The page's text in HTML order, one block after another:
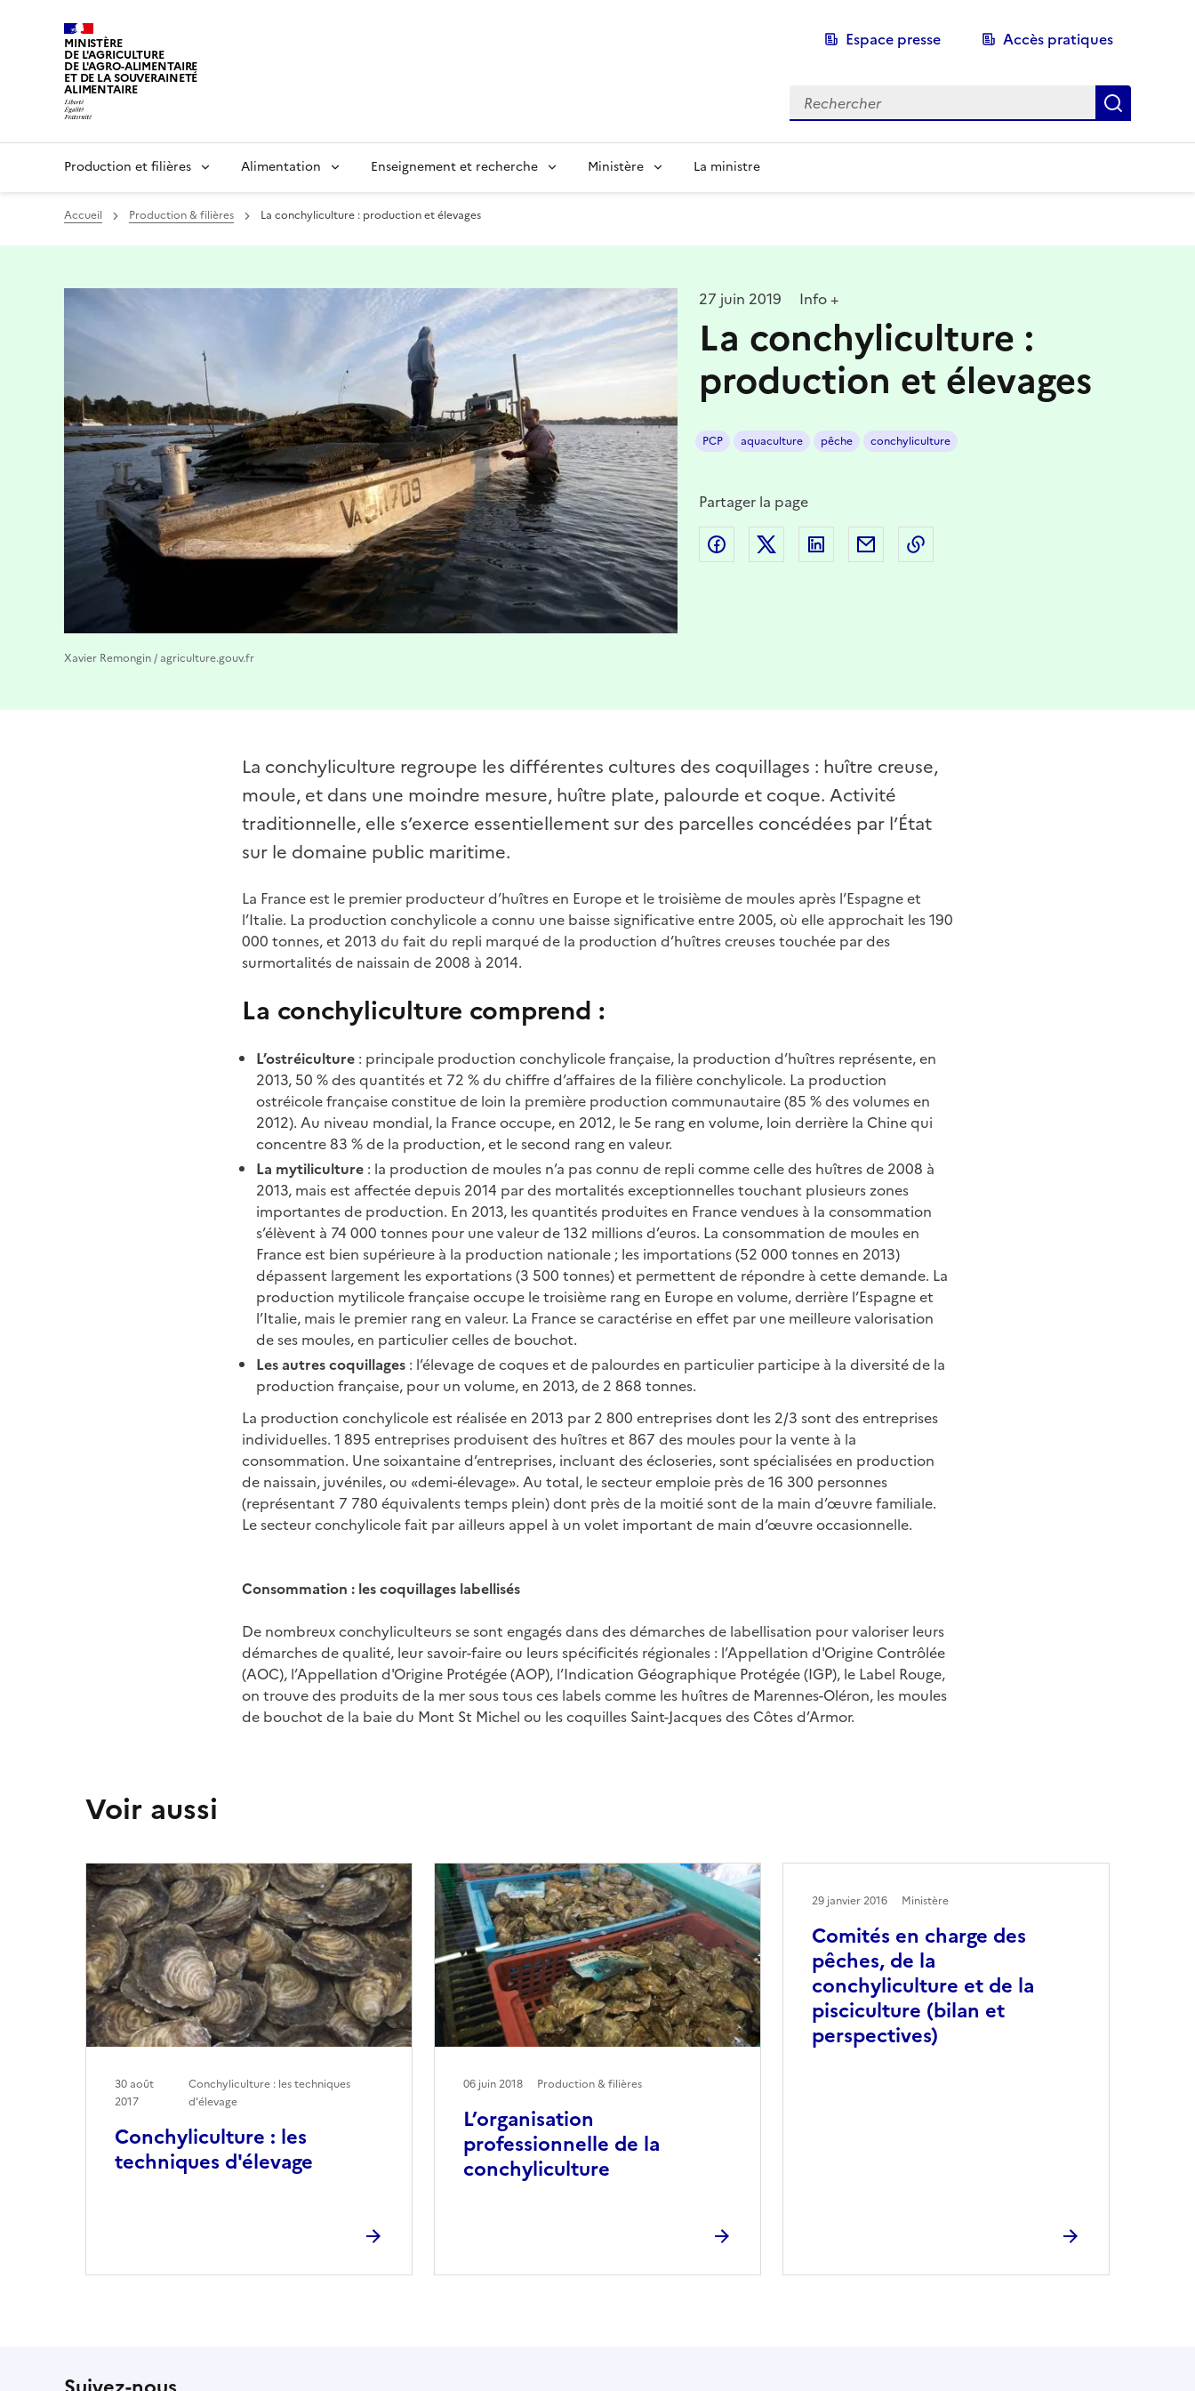
MINISTÈRE
DE L'AGRICULTURE
DE L'AGRO-ALIMENTAIRE
ET DE LA SOUVERAINETÉ
ALIMENTAIRE
Espace presse Accès pratiques
Recherche
Production et filières Alimentation Enseignement et recherche Ministère La ministre
Accueil Production & filières La conchyliculture : production et élevages
Xavier Remongin / agriculture.gouv.fr
27 juin 2019 Info +
La conchyliculture :
production et élevages
PCP aquaculture pêche conchyliculture
Partager la page
Partager sur Facebook
Partager sur Twitter
Partager sur LinkedIn
Partager par email
La conchyliculture regroupe les différentes cultures des coquillages : huître creuse,
moule, et dans une moindre mesure, huître plate, palourde et coque. Activité
traditionnelle, elle s’exerce essentiellement sur des parcelles concédées par l’État
sur le domaine public maritime.
La France est le premier producteur d’huîtres en Europe et le troisième de moules après l’Espagne et
l’Italie. La production conchylicole a connu une baisse significative entre 2005, où elle approchait les 190
000 tonnes, et 2013 du fait du repli marqué de la production d’huîtres creuses touchée par des
surmortalités de naissain de 2008 à 2014.
La conchyliculture comprend :
L’ostréiculture : principale production conchylicole française, la production d’huîtres représente, en
2013, 50 % des quantités et 72 % du chiffre d’affaires de la filière conchylicole. La production
ostréicole française constitue de loin la première production communautaire (85 % des volumes en
2012). Au niveau mondial, la France occupe, en 2012, le 5e rang en volume, loin derrière la Chine qui
concentre 83 % de la production, et le second rang en valeur.
La mytiliculture : la production de moules n’a pas connu de repli comme celle des huîtres de 2008 à
2013, mais est affectée depuis 2014 par des mortalités exceptionnelles touchant plusieurs zones
importantes de production. En 2013, les quantités produites en France vendues à la consommation
s’élèvent à 74 000 tonnes pour une valeur de 132 millions d’euros. La consommation de moules en
France est bien supérieure à la production nationale ; les importations (52 000 tonnes en 2013)
dépassent largement les exportations (3 500 tonnes) et permettent de répondre à cette demande. La
production mytilicole française occupe le troisième rang en Europe en volume, derrière l’Espagne et
l’Italie, mais le premier rang en valeur. La France se caractérise en effet par une meilleure valorisation
de ses moules, en particulier celles de bouchot.
Les autres coquillages : l’élevage de coques et de palourdes en particulier participe à la diversité de la
production française, pour un volume, en 2013, de 2 868 tonnes.
La production conchylicole est réalisée en 2013 par 2 800 entreprises dont les 2/3 sont des entreprises
individuelles. 1 895 entreprises produisent des huîtres et 867 des moules pour la vente à la
consommation. Une soixantaine d’entreprises, incluant des écloseries, sont spécialisées en production
de naissain, juvéniles, ou «demi-élevage». Au total, le secteur emploie près de 16 300 personnes
(représentant 7 780 équivalents temps plein) dont près de la moitié sont de la main d’œuvre familiale.
Le secteur conchylicole fait par ailleurs appel à un volet important de main d’œuvre occasionnelle.
Consommation : les coquillages labellisés
De nombreux conchyliculteurs se sont engagés dans des démarches de labellisation pour valoriser leurs
démarches de qualité, leur savoir-faire ou leurs spécificités régionales : l’Appellation d'Origine Contrôlée
(AOC), l’Appellation d'Origine Protégée (AOP), l’Indication Géographique Protégée (IGP), le Label Rouge,
on trouve des produits de la mer sous tous ces labels comme les huîtres de Marennes-Oléron, les moules
de bouchot de la baie du Mont St Michel ou les coquilles Saint-Jacques des Côtes d’Armor.
Voir aussi
Conchyliculture : les
techniques d'élevage
30 août
2017
Conchyliculture : les techniques
d'élevage
L’organisation
professionnelle de la
conchyliculture
06 juin 2018 Production & filières
Comités en charge des
pêches, de la
conchyliculture et de la
pisciculture (bilan et
perspectives)
29 janvier 2016 Ministère